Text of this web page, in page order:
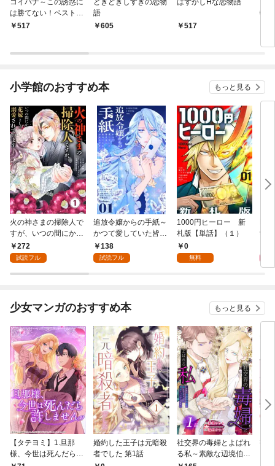
コイバナ～この誘惑に
は勝てない！ベスト6
～517
どきどきしすぎの恋物
語
605
はずかしHな恋物語
517
物語
小学館のおすすめ本 もっと見る
火の神さまの掃除人で
すが、いつの間にか花
嫁として溺愛されてい
ます【単話】（１）
272
試読フル
追放令嬢からの手紙～
かつて愛していた皆さ
まへ 私のことなどお忘
れですか？～【単話】
138
試読フル
1000円ヒーロー 新
札版【単話】（１）
0
無料
9.5
少女マンガのおすすめ本 もっと見る
【タテヨミ】1.旦那
様、今世は死んだら許
婚約した王子は元暗殺
者でした 第1話
社交界の毒婦とよばれ
る私～素敵な辺境伯令
視